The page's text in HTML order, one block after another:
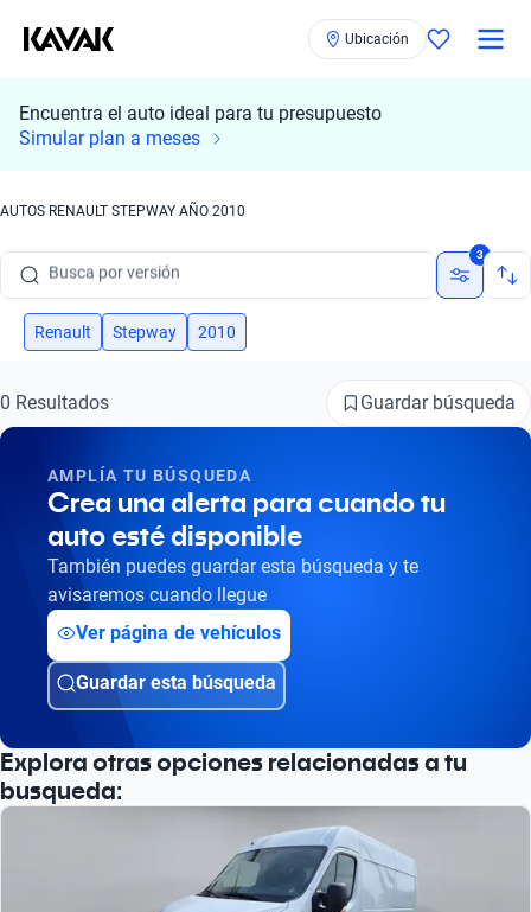
Ubicación
Encuentra el auto ideal para tu presupuesto
Simular plan a meses
AUTOS RENAULT STEPWAY AÑO 2010
Busca por marca
Busca por año
Busca por marca
Busca por versión
Busca por año
3
Renault Stepway 2010
0 Resultados Guardar búsqueda
AMPLÍA TU BÚSQUEDA
Crea una alerta para cuando tu
auto esté disponible
También puedes guardar esta búsqueda y te
avisaremos cuando llegue
Ver página de vehículos
Guardar esta búsqueda
Explora otras opciones relacionadas a tu
busqueda: